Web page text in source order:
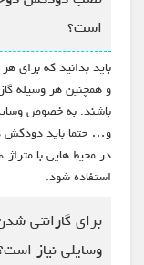
است؟
باید بدانید که
و همچنین هر وسیله
باشند. به خصوص
و… حتما باید دودکش
استفاده شود.
برای گارانتی
وسایلی نیاز